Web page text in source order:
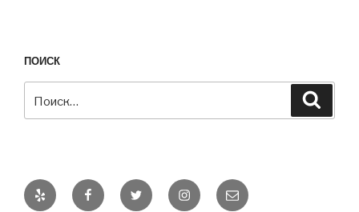
ПОИСК
Yelp FacebookTwitter InstagramEmail